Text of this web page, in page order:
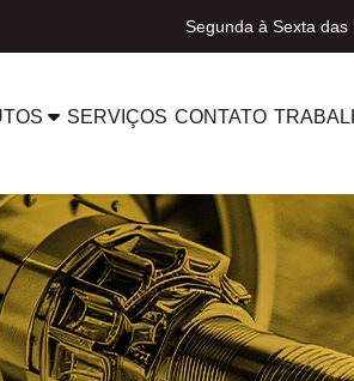
Segunda à Sexta das
SERVIÇOS CONTATO